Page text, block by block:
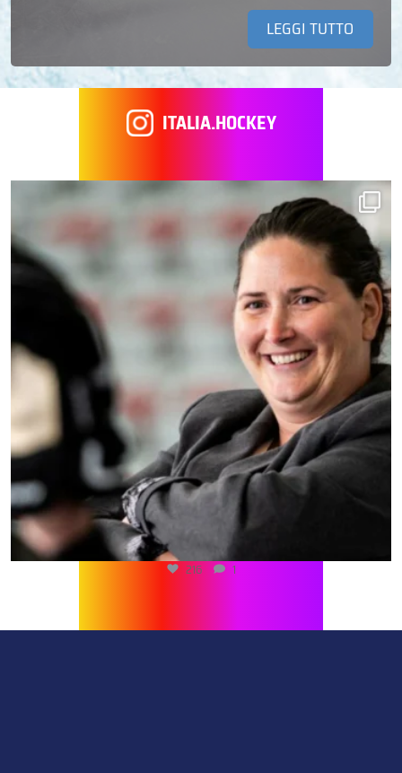
LEGGI TUTTO
ITALIA.HOCKEY
216 1